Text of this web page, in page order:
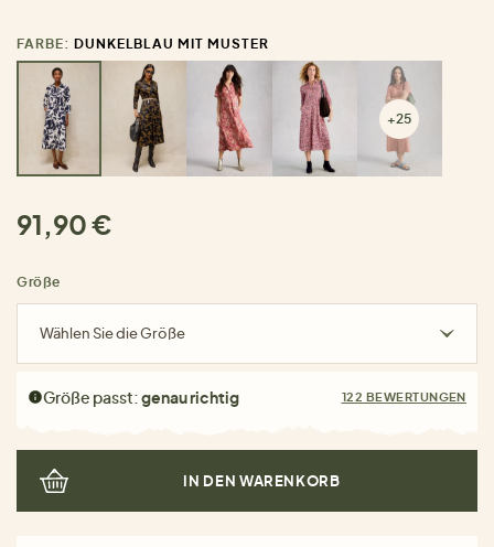
FARBE: DUNKELBLAU MIT MUSTER
+25
91,90 €
Größe
Wählen Sie die Größe
Größe passt:genau richtig 122 BEWERTUNGEN
IN DEN WARENKORB